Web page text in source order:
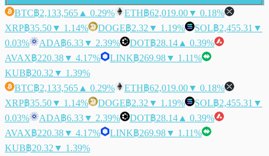
BTC฿2,133,565 ▲ 0.29% ETH฿62,019.00▼ 0.18%
XRP฿35.50▼ 1.14% DOGE฿2.32 ▼ 1.19% SOL฿2,455.31 ▼
0.03%
ADA฿6.33▼ 2.39% DOT฿28.14 ▲ 0.39%
AVAX฿220.38▼ 4.17% LINK฿269.98▼ 1.11%
KUB฿20.32 ▼ 1.39%
BTC฿2,133,565 ▲ 0.29% ETH฿62,019.00▼ 0.18%
XRP฿35.50▼ 1.14% DOGE฿2.32 ▼ 1.19% SOL฿2,455.31 ▼
0.03%
ADA฿6.33▼ 2.39% DOT฿28.14 ▲ 0.39%
AVAX฿220.38▼ 4.17% LINK฿269.98▼ 1.11%
KUB฿20.32 ▼ 1.39%